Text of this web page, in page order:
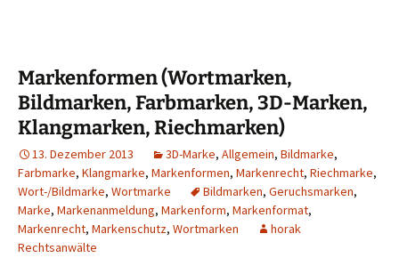
Markenformen (Wortmarken,
Bildmarken, Farbmarken, 3D-Marken,
Klangmarken, Riechmarken)
13. Dezember 2013 3D-Marke, Allgemein, Bildmarke,
Farbmarke, Klangmarke, Markenformen, Markenrecht, Riechmarke,
Wort-/Bildmarke, Wortmarke Bildmarken, Geruchsmarken,
Marke, Markenanmeldung, Markenform, Markenformat,
Markenrecht, Markenschutz, Wortmarken
horak
Rechtsanwälte